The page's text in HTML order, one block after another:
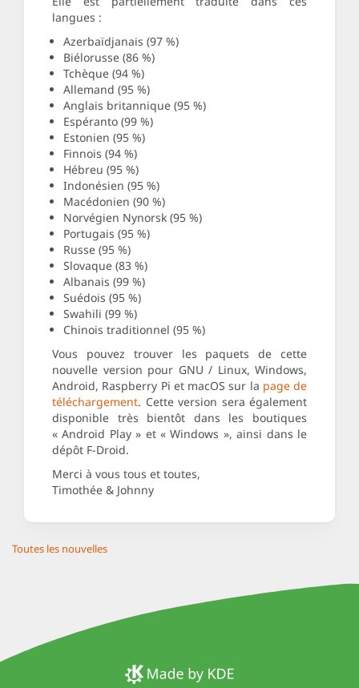
langues :
Azerbaïdjanais (97 %)
Biélorusse (86 %)
Tchèque (94 %)
Allemand (95 %)
Anglais britannique (95 %)
Espéranto (99 %)
Estonien (95 %)
Finnois (94 %)
Hébreu (95 %)
Indonésien (95 %)
Macédonien (90 %)
Norvégien Nynorsk (95 %)
Portugais (95 %)
Russe (95 %)
Slovaque (83 %)
Albanais (99 %)
Suédois (95 %)
Swahili (99 %)
Chinois traditionnel (95 %)
Vous pouvez trouver les paquets de cette
nouvelle version pour GNU / Linux, Windows,
Android, Raspberry Pi et macOS sur la page de
téléchargement. Cette version sera également
disponible très bientôt dans les boutiques
« Android Play » et « Windows », ainsi dans le
dépôt F-Droid.
Merci à vous tous et toutes,
Timothée & Johnny
Toutes les nouvelles